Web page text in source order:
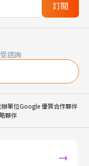
訂閱
諮詢
單位Google 優質合作夥伴
夥伴